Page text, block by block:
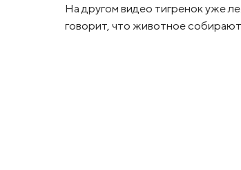
На другом видео тигренок уже
говорит, что животное